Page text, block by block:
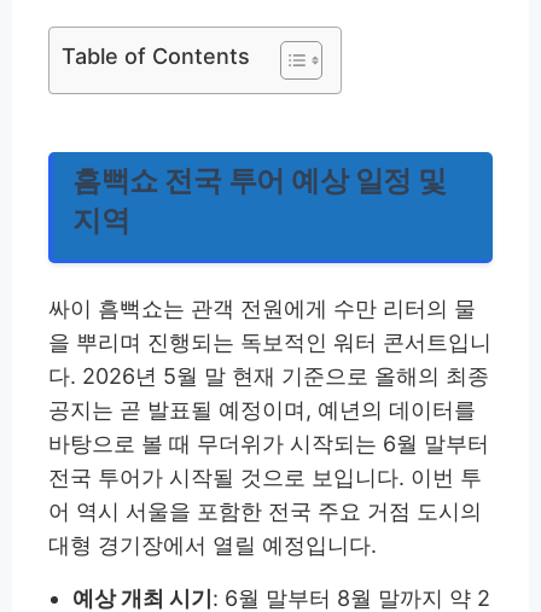
Table of Contents
흠뻑쇼 전국 투어 예상 일정 및
지역
싸이 흠뻑쇼는 관객 전원에게 수만 리터의 물
을 뿌리며 진행되는 독보적인 워터 콘서트입니
다. 2026년 5월 말 현재 기준으로 올해의 최종
공지는 곧 발표될 예정이며, 예년의 데이터를
바탕으로 볼 때 무더위가 시작되는 6월 말부터
전국 투어가 시작될 것으로 보입니다. 이번 투
어 역시 서울을 포함한 전국 주요 거점 도시의
대형 경기장에서 열릴 예정입니다.
예상 개최 시기 : 6월 말부터 8월 말까지 약 2